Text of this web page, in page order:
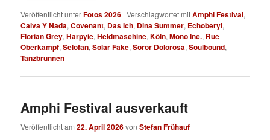
Veröffentlicht unterFotos 2026 |Verschlagwortet mitAmphi Festival,
Calva Y Nada,Covenant, Das Ich, Dina Summer, Echoberyl,
Florian Grey,Harpyie,Heldmaschine,Köln,Mono Inc., Rue
Oberkampf,Selofan,Solar Fake,Soror Dolorosa,Soulbound,
Tanzbrunnen
Amphi Festival ausverkauft
Veröffentlicht am22. April 2026vonStefan Frühauf